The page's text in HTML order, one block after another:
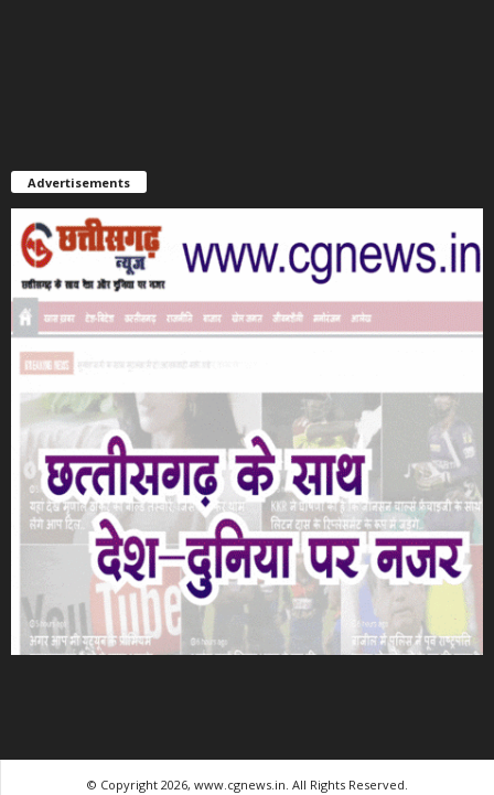
Advertisements
© Copyright 2026, www.cgnews.in. All Rights Reserved.